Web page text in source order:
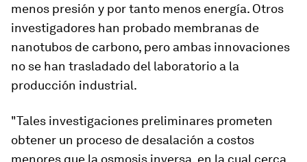
menos presión y por tanto menos energía. Otros
investigadores han probado membranas de
nanotubos de carbono, pero ambas innovaciones
no se han trasladado del laboratorio a la
producción industrial.
"Tales investigaciones preliminares prometen
obtener un proceso de desalación a costos
menores que la osmosis inversa, en la cual cerca